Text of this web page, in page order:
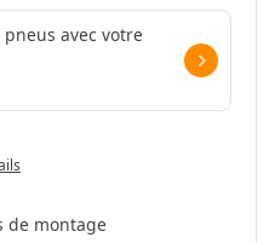
avec votre
de montage